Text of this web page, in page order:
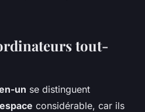
tout-
un se distinguent
considérable, car ils